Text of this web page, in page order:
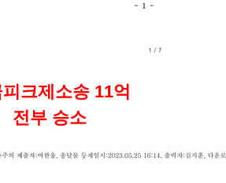
크제소송 11억
전부 승소